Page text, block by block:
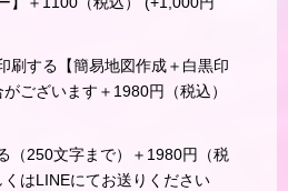
刷する【簡易地図作成＋白黒印
ございます＋1980円（税込）
（250文字まで）＋1980円（税
はLINEにてお送りください